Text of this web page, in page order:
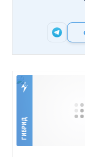
ГИБРИД